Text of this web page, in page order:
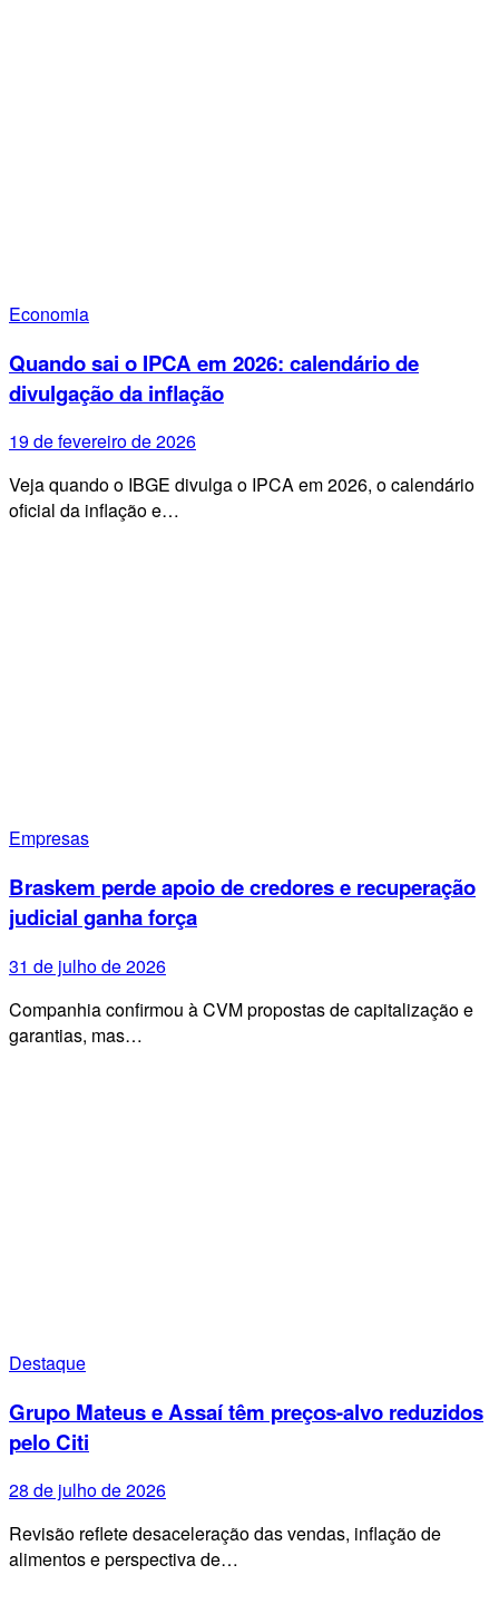
Economia
Quando sai o IPCA em 2026: calendário de
divulgação da inflação
19 de fevereiro de 2026
Veja quando o IBGE divulga o IPCA em 2026, o calendário
oficial da inflação e…
Empresas
Braskem perde apoio de credores e recuperação
judicial ganha força
31 de julho de 2026
Companhia confirmou à CVM propostas de capitalização e
garantias, mas…
Destaque
Grupo Mateus e Assaí têm preços-alvo reduzidos
pelo Citi
28 de julho de 2026
Revisão reflete desaceleração das vendas, inflação de
alimentos e perspectiva de…